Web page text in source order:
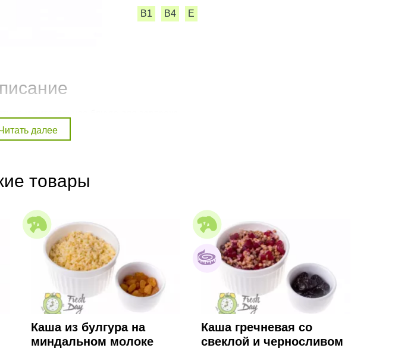
B1
B4 E
Фото товара на сайте может отличаться от реального набора. Просим обратить внимание на
набора в описании для получения полной информации.
товары
Каша из булгура на
миндальном молоке
Каша гречневая со
свеклой и черносливом